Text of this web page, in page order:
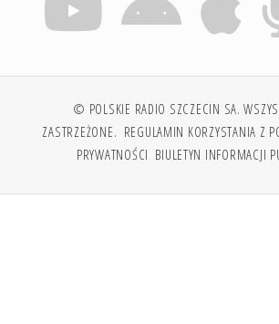
© POLSKIE RADIO SZCZECIN SA.
ZASTRZEŻONE. REGULAMIN KORZYSTANIA Z
PRYWATNOŚCI BIULETYN INFORMACJI